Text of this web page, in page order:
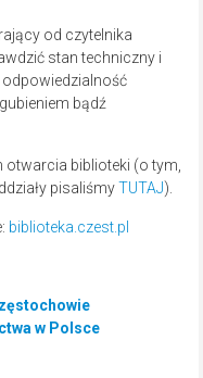
od czytelnika
stan techniczny i
odpowiedzialność
bądź
biblioteki (o tym,
pisaliśmyTUTAJ).
biblioteka.czest.pl
w Polsce